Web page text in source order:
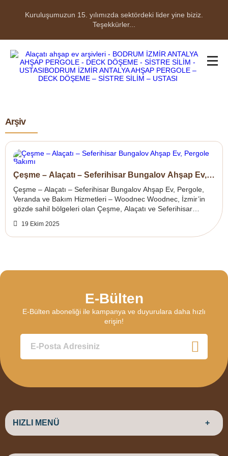
Kuruluşumuzun 15. yılımızda sektördeki lider yine biziz.
Teşekkürler...
Arşiv
Çeşme – Alaçatı – Seferihisar Bungalov Ahşap Ev,
Çeşme – Alaçatı – Seferihisar Bungalov Ahşap Ev, Pergole,
Veranda ve Bakım Hizmetleri – Woodnec Woodnec, İzmir’in
gözde sahil bölgeleri olan Çeşme, Alaçatı ve Seferihisar
19 Ekim 2025
E-Bülten
E-Bülten aboneliği ile kampanya ve duyurulara daha hızlı
erişin!
HIZLI MENÜ
ANASAYFA HAKKIMIZDA